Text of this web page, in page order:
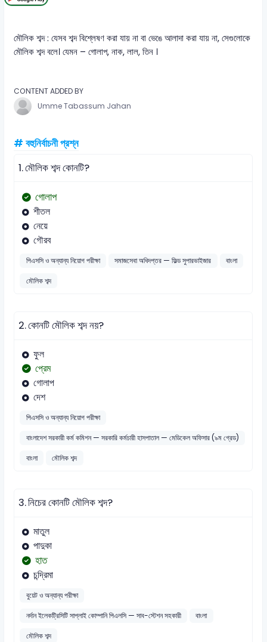
মৌলিক শব্দ : যেসব শব্দ বিশ্লেষণ করা যায় না বা ভেঙে আলাদা করা যায় না, সেগুলোকে
মৌলিক শব্দ বলে। যেমন – গোলাপ, নাক, লাল, তিন ।
CONTENT ADDED BY
Umme Tabassum Jahan
# বহুনির্বাচনী প্রশ্ন
1.মৌলিক শব্দ কোনটি?
গোলাপ
শীতল
নেয়ে
গৌরব
পিএসসি ও অন্যান্য নিয়োগ পরীক্ষা সমাজসেবা অধিদপ্তর — ফিল্ড সুপারভাইজার
বাংলা
মৌলিক শব্দ
2.কোনটি মৌলিক শব্দ নয়?
ফুল
প্রেম
গোলাপ
দেশ
পিএসসি ও অন্যান্য নিয়োগ পরীক্ষা
বাংলাদেশ সরকারী কর্ম কমিশন — সরকারি কর্মচারী হাসপাতাল — মেডিকেল অফিসার (৯ম গ্রেড)
বাংলা
মৌলিক শব্দ
3.নিচের কোনটি মৌলিক শব্দ?
মাতুল
পাদুকা
হাত
চন্দ্রিমা
বুয়েট ও অন্যান্য পরীক্ষা
নর্দান ইলেকট্রিসিটি সাপ্লাই কোম্পানি পিএলসি — সাব-স্টেশন সহকারী
বাংলা
মৌলিক শব্দ